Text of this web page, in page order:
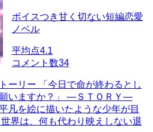
ボイスつき甘く切ない短編恋愛
ノベル
平均点4.1
コメント数34
ーリー 「今日で命が終わるとし
いますか？」 ―ＳＴＯＲＹ―
凡を絵に描いたような少年が目
界は、何も代わり映えしない退